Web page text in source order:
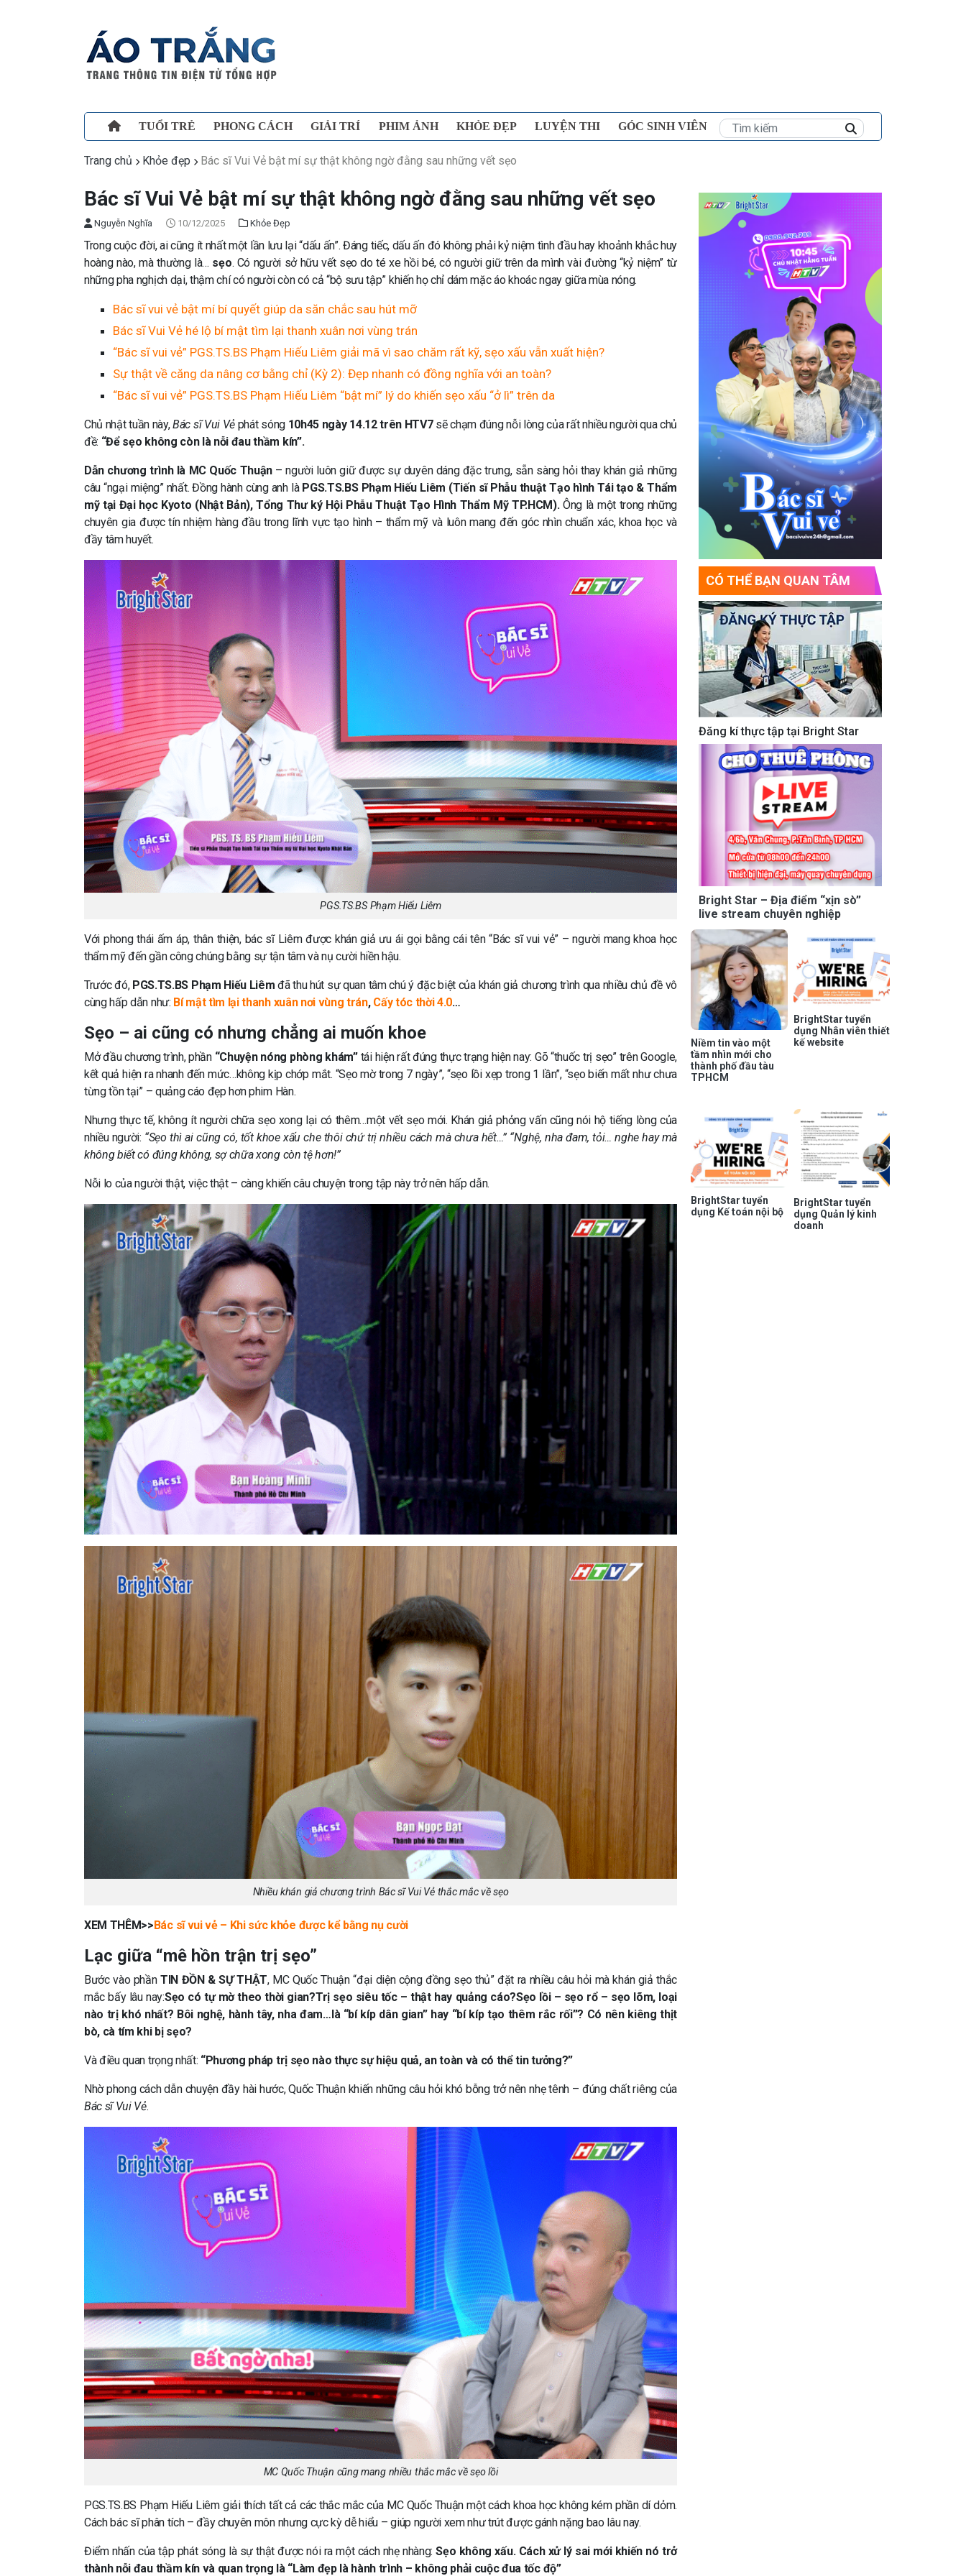
TUỔI TRẺ PHONG CÁCH GIẢI TRÍ PHIM ẢNH KHỎE ĐẸP LUYỆN THI GÓC SINH VIÊN
Trang chủ Khỏe đẹp Bác sĩ Vui Vẻ bật mí sự thật không ngờ đằng sau những vết sẹo
Bác sĩ Vui Vẻ bật mí sự thật không ngờ đằng sau những vết sẹo
Nguyễn Nghĩa 10/12/2025 Khỏe Đẹp
Trong cuộc đời, ai cũng ít nhất một lần lưu lại “dấu ấn”. Đáng tiếc, dấu ấn đó không phải kỷ niệm tình đầu hay khoảnh khắc huy
hoàng nào, mà thường là… sẹo. Có người sở hữu vết sẹo do té xe hồi bé, có người giữ trên da mình vài đường “kỷ niệm” từ
những pha nghịch dại, thậm chí có người còn có cả “bộ sưu tập” khiến họ chỉ dám mặc áo khoác ngay giữa mùa nóng.
Bác sĩ vui vẻ bật mí bí quyết giúp da săn chắc sau hút mỡ
Bác sĩ Vui Vẻ hé lộ bí mật tìm lại thanh xuân nơi vùng trán
“Bác sĩ vui vẻ” PGS.TS.BS Phạm Hiếu Liêm giải mã vì sao chăm rất kỹ, sẹo xấu vẫn xuất hiện?
Sự thật về căng da nâng cơ bằng chỉ (Kỳ 2): Đẹp nhanh có đồng nghĩa với an toàn?
“Bác sĩ vui vẻ” PGS.TS.BS Phạm Hiếu Liêm “bật mí” lý do khiến sẹo xấu “ở lì” trên da
Chủ nhật tuần này,Bác sĩ Vui Vẻ phát sóng 10h45 ngày 14.12 trên HTV7sẽ chạm đúng nỗi lòng của rất nhiều người qua chủ
đề: “Để sẹo không còn là nỗi đau thầm kín”.
Dẫn chương trình là MC Quốc Thuận– người luôn giữ được sự duyên dáng đặc trưng, sẵn sàng hỏi thay khán giả những
câu “ngại miệng” nhất. Đồng hành cùng anh là PGS.TS.BS Phạm Hiếu Liêm (Tiến sĩ Phẫu thuật Tạo hình Tái tạo & Thẩm
mỹ tại Đại học Kyoto (Nhật Bản), Tổng Thư ký Hội Phẫu Thuật Tạo Hình Thẩm Mỹ TP.HCM).Ông là một trong những
chuyên gia được tín nhiệm hàng đầu trong lĩnh vực tạo hình – thẩm mỹ và luôn mang đến góc nhìn chuẩn xác, khoa học và
đầy tâm huyết.
PGS.TS.BS Phạm Hiếu Liêm
Với phong thái ấm áp, thân thiện, bác sĩ Liêm được khán giả ưu ái gọi bằng cái tên “Bác sĩ vui vẻ” – người mang khoa học
thẩm mỹ đến gần công chúng bằng sự tận tâm và nụ cười hiền hậu.
Trước đó, PGS.TS.BS Phạm Hiếu Liêmđã thu hút sự quan tâm chú ý đặc biệt của khán giả chương trình qua nhiều chủ đề vô
cùng hấp dẫn như: Bí mật tìm lại thanh xuân nơi vùng trán, Cấy tóc thời 4.0…
Sẹo – ai cũng có nhưng chẳng ai muốn khoe
Mở đầu chương trình, phần “Chuyện nóng phòng khám”tái hiện rất đúng thực trạng hiện nay: Gõ “thuốc trị sẹo” trên Google,
kết quả hiện ra nhanh đến mức…không kịp chớp mắt. “Sẹo mờ trong 7 ngày”, “sẹo lồi xẹp trong 1 lần”, “sẹo biến mất như chưa
từng tồn tại” – quảng cáo đẹp hơn phim Hàn.
Nhưng thực tế, không ít người chữa sẹo xong lại có thêm…một vết sẹo mới. Khán giả phỏng vấn cũng nói hộ tiếng lòng của
nhiều người: “Sẹo thì ai cũng có, tốt khoe xấu che thôi chứ trị nhiều cách mà chưa hết…” “Nghệ, nha đam, tỏi… nghe hay mà
không biết có đúng không, sợ chữa xong còn tệ hơn!”
Nỗi lo của người thật, việc thật – càng khiến câu chuyện trong tập này trở nên hấp dẫn.
Nhiều khán giả chương trình Bác sĩ Vui Vẻ thắc mắc về sẹo
XEM THÊM>>Bác sĩ vui vẻ – Khi sức khỏe được kể bằng nụ cười
Lạc giữa “mê hồn trận trị sẹo”
Bước vào phầnTIN ĐỒN & SỰ THẬT, MC Quốc Thuận “đại diện cộng đồng sẹo thủ” đặt ra nhiều câu hỏi mà khán giả thắc
mắc bấy lâu nay:Sẹo có tự mờ theo thời gian?Trị sẹo siêu tốc – thật hay quảng cáo?Sẹo lồi – sẹo rổ – sẹo lõm, loại
nào trị khó nhất? Bôi nghệ, hành tây, nha đam…là “bí kíp dân gian” hay “bí kíp tạo thêm rắc rối”? Có nên kiêng thịt
bò, cà tím khi bị sẹo?
Và điều quan trọng nhất: “Phương pháp trị sẹo nào thực sự hiệu quả, an toàn và có thể tin tưởng?”
Nhờ phong cách dẫn chuyện đầy hài hước, Quốc Thuận khiến những câu hỏi khó bỗng trở nên nhẹ tênh – đúng chất riêng của
Bác sĩ Vui Vẻ.
MC Quốc Thuận cũng mang nhiều thắc mắc về sẹo lồi
PGS.TS.BS Phạm Hiếu Liêm giải thích tất cả các thắc mắc của MC Quốc Thuận một cách khoa học không kém phần dí dỏm.
Cách bác sĩ phân tích – đầy chuyên môn nhưng cực kỳ dễ hiểu – giúp người xem như trút được gánh nặng bao lâu nay.
Điểm nhấn của tập phát sóng là sự thật được nói ra một cách nhẹ nhàng:Sẹo không xấu. Cách xử lý sai mới khiến nó trở
thành nỗi đau thầm kín và quan trọng là “Làm đẹp là hành trình – không phải cuộc đua tốc độ”
CÓ THỂ BẠN QUAN TÂM
Đăng kí thực tập tại Bright Star
Bright Star – Địa điểm “xịn sò”
live stream chuyên nghiệp
Niềm tin vào một
tầm nhìn mới cho
thành phố đầu tàu
TPHCM
BrightStar tuyển
dụng Nhân viên thiết
kế website
BrightStar tuyển
dụng Kế toán nội bộ
BrightStar tuyển
dụng Quản lý kinh
doanh